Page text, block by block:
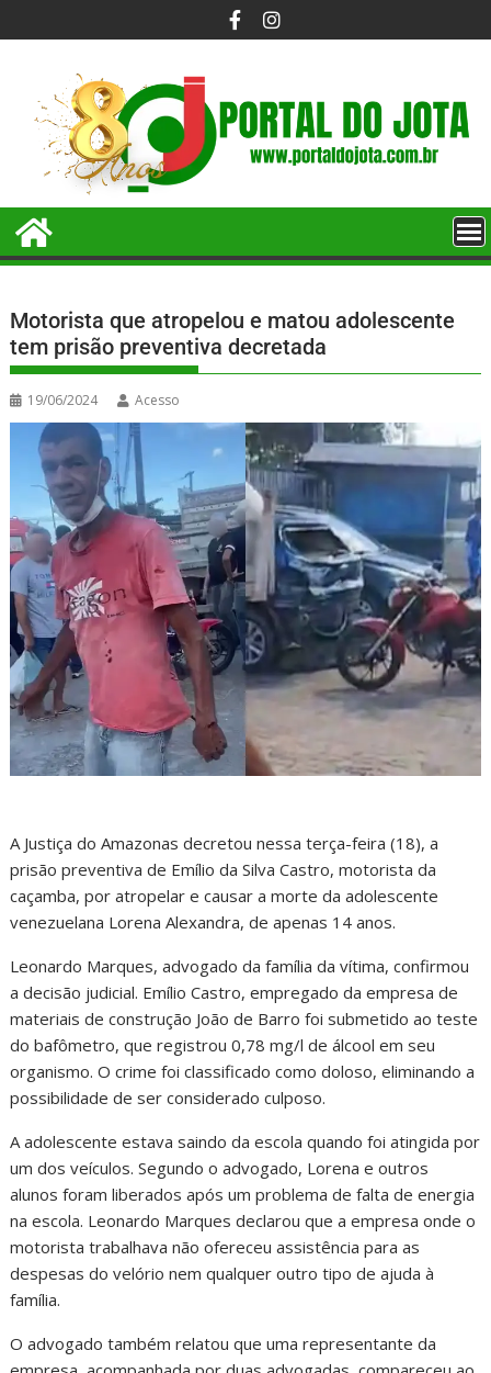
Motorista que atropelou e matou adolescente
tem prisão preventiva decretada
19/06/2024 Acesso
A Justiça do Amazonas decretou nessa terça-feira (18), a
prisão preventiva de Emílio da Silva Castro, motorista da
caçamba, por atropelar e causar a morte da adolescente
venezuelana Lorena Alexandra, de apenas 14 anos.
Leonardo Marques, advogado da família da vítima, confirmou
a decisão judicial. Emílio Castro, empregado da empresa de
materiais de construção João de Barro foi submetido ao teste
do bafômetro, que registrou 0,78 mg/l de álcool em seu
organismo. O crime foi classificado como doloso, eliminando a
possibilidade de ser considerado culposo.
A adolescente estava saindo da escola quando foi atingida por
um dos veículos. Segundo o advogado, Lorena e outros
alunos foram liberados após um problema de falta de energia
na escola. Leonardo Marques declarou que a empresa onde o
motorista trabalhava não ofereceu assistência para as
despesas do velório nem qualquer outro tipo de ajuda à
família.
O advogado também relatou que uma representante da